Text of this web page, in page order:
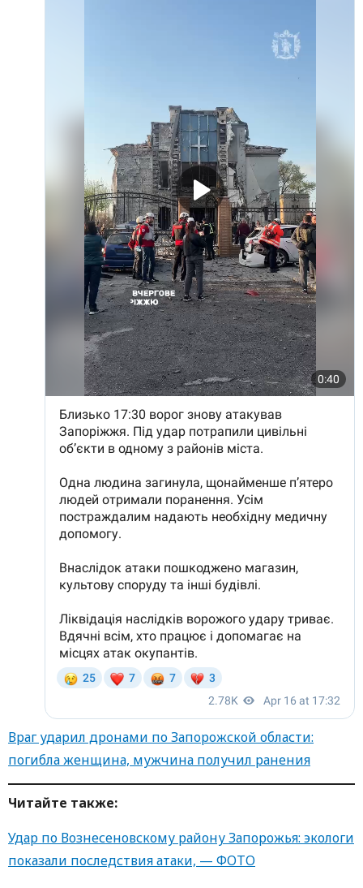
Враг ударил дронами по Запорожской области:
погибла женщина, мужчина получил ранения
Читайте также:
Удар по Вознесеновскому району Запорожья: экологи
показали последствия атаки, — ФОТО